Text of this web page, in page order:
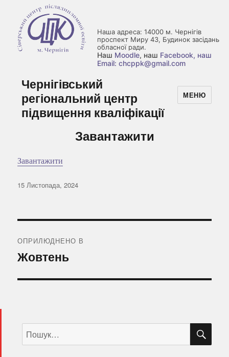
Наша адреса: 14000 м. Чернігів
проспект Миру 43, Будинок засідань
обласної ради.
Наш Moodle, наш Facebook, наш
Email: chcppk@gmail.com
Чернігівський
регіональний центр
підвищення кваліфікації
МЕНЮ
Завантажити
Завантажити
Оприлюднено
15 Листопада, 2024
записів
ОПРИЛЮДНЕНО В
Жовтень
за
запитом: